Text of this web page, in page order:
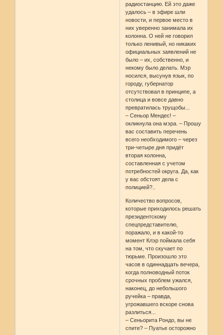
радиостанцию. Ей это даже
удалось – в эфире шли
новости, и первое место в
них уверенно занимала их
колонна. О ней не говорил
только ленивый, но никаких
официальных заявлений не
было – их, собственно, и
некому было делать. Мэр
носился, высунув язык, по
городу, губернатор
отсутствовал в принципе, а
столица и вовсе давно
превратилась трущобы...
– Сеньор Мендес! –
окликнула она мэра. – Прошу
вас составить перечень
всего необходимого – через
три-четыре дня придёт
вторая колонна,
составленная с учетом
потребностей округа. Да, как
у вас обстоят дела с
полицией?..
Количество вопросов,
которые приходилось решать
президентскому
спецпредставителю,
поражало, и в какой-то
момент Клэр поймала себя
на том, что скучает по
тюрьме. Произошло это
часов в одиннадцать вечера,
когда полноводный поток
срочных проблем ужался,
наконец, до небольшого
ручейка – правда,
угрожавшего вскоре снова
разлиться...
– Сеньорита Рондо, вы не
спите? – Пуатье осторожно